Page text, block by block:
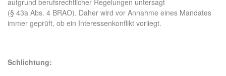
aufgrund berufsrechtlicher Regelungen untersagt
(§ 43a Abs. 4 BRAO). Daher wird vor Annahme eines Mandates
immer geprüft, ob ein Interessenkonflikt vorliegt.
Schlichtung: